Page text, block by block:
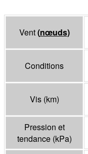
Vent(nœuds)
Conditions
Vis (km)
Pression et
tendance (kPa)